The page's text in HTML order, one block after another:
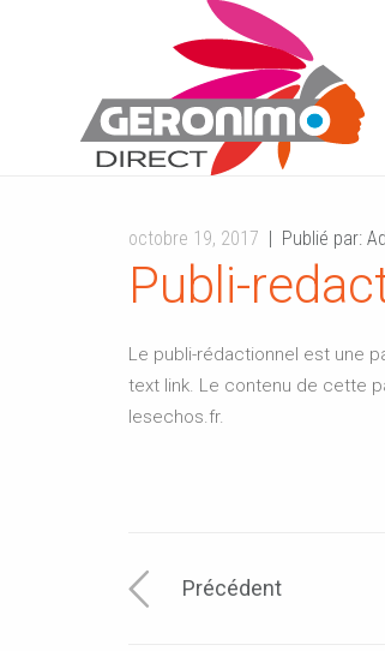
octobre 19, 2017 Publié par:
Publi-
Le publi-rédactionnel est une
text link. Le contenu de cette
lesechos.fr.
Précédent